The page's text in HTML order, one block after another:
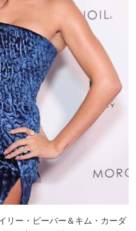
リー・ビーバー＆キム・カーダ